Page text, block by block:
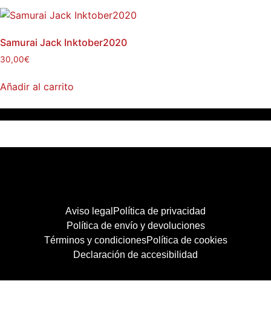
Samurai Jack Inktober2020
30,00€
Añadir al carrito
Aviso legal Política de privacidad
Política de envío y devoluciones
Términos y condicionesPolítica de cookies
Declaración de accesibilidad